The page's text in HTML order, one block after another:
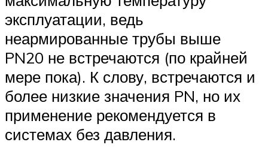
эксплуатации, ведь
неармированные трубы выше
PN20 не встречаются (по крайней
мере пока). К слову, встречаются и
более низкие значения PN, но их
применение рекомендуется в
системах без давления.